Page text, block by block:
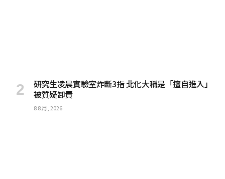
研究生凌晨實驗室炸斷3指 北化大稱是「擅自進入」
被質疑卸責
8 8 月, 2026